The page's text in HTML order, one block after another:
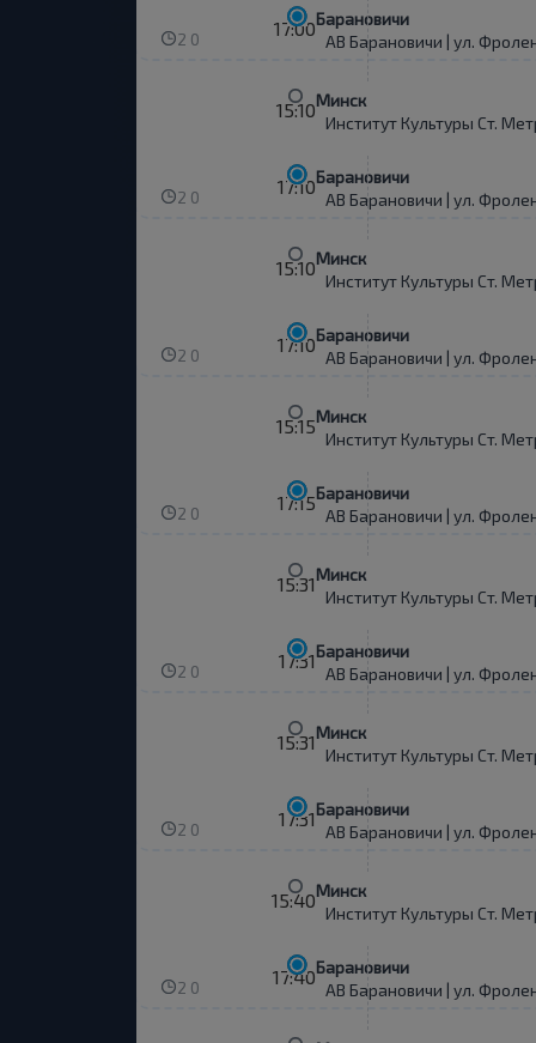
2 0 17:00Барановичи
АВ Барановичи | ул.
15:10Минск
Институт Культуры Ст.
2 0 17:10Барановичи
АВ Барановичи | ул.
15:10Минск
Институт Культуры Ст.
2 0 17:10Барановичи
АВ Барановичи | ул.
15:15Минск
Институт Культуры Ст.
2 0 17:15Барановичи
АВ Барановичи | ул.
15:31Минск
Институт Культуры Ст.
2 0 17:31Барановичи
АВ Барановичи | ул.
15:31Минск
Институт Культуры Ст.
2 0 17:31Барановичи
АВ Барановичи | ул.
15:40Минск
Институт Культуры Ст.
2 0 17:40Барановичи
АВ Барановичи | ул.